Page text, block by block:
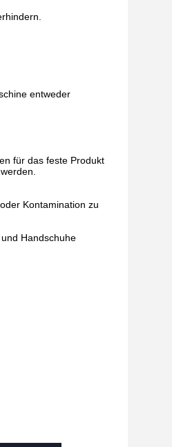
entweder
für das feste Produkt
Kontamination zu
Handschuhe